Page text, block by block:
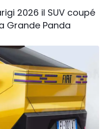
2026 il SUV coupé
Grande Panda